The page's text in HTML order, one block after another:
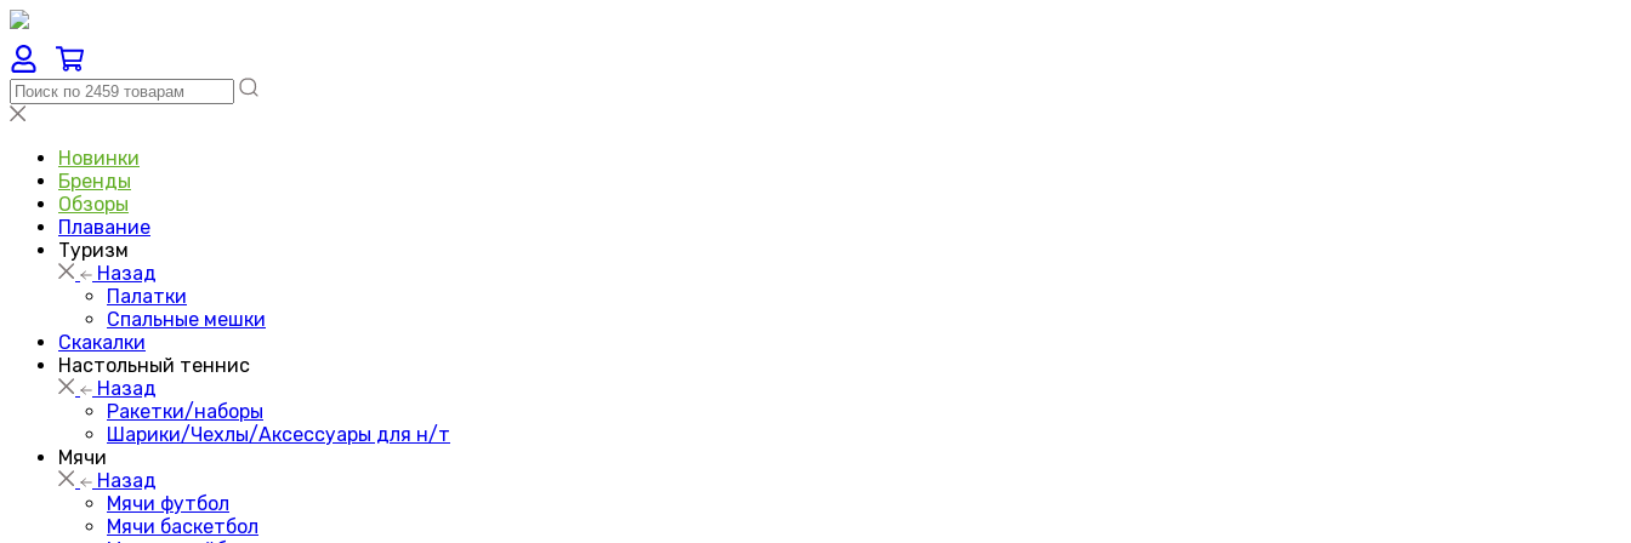
Новинки
Бренды
Обзоры
Плавание
Туризм
Назад
Палатки
Спальные мешки
Скакалки
Настольный теннис
Назад
Ракетки/наборы
Шарики/Чехлы/Аксессуары для н/т
Мячи
Назад
Мячи футбол
Мячи баскетбол